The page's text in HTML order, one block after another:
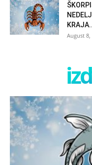
August 8,